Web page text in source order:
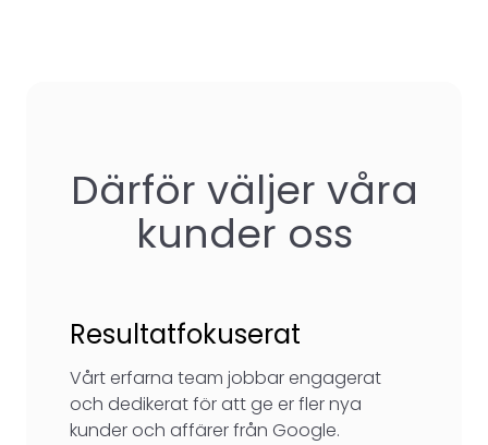
Därför väljer våra
kunder oss
Resultatfokuserat
Vårt erfarna team jobbar engagerat
och dedikerat för att ge er fler nya
kunder och affärer från Google.